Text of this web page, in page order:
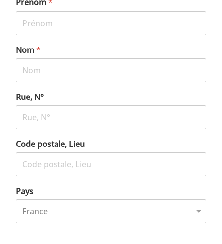
Prénom*
Nom*
Rue, N°
Code postale, Lieu
Pays